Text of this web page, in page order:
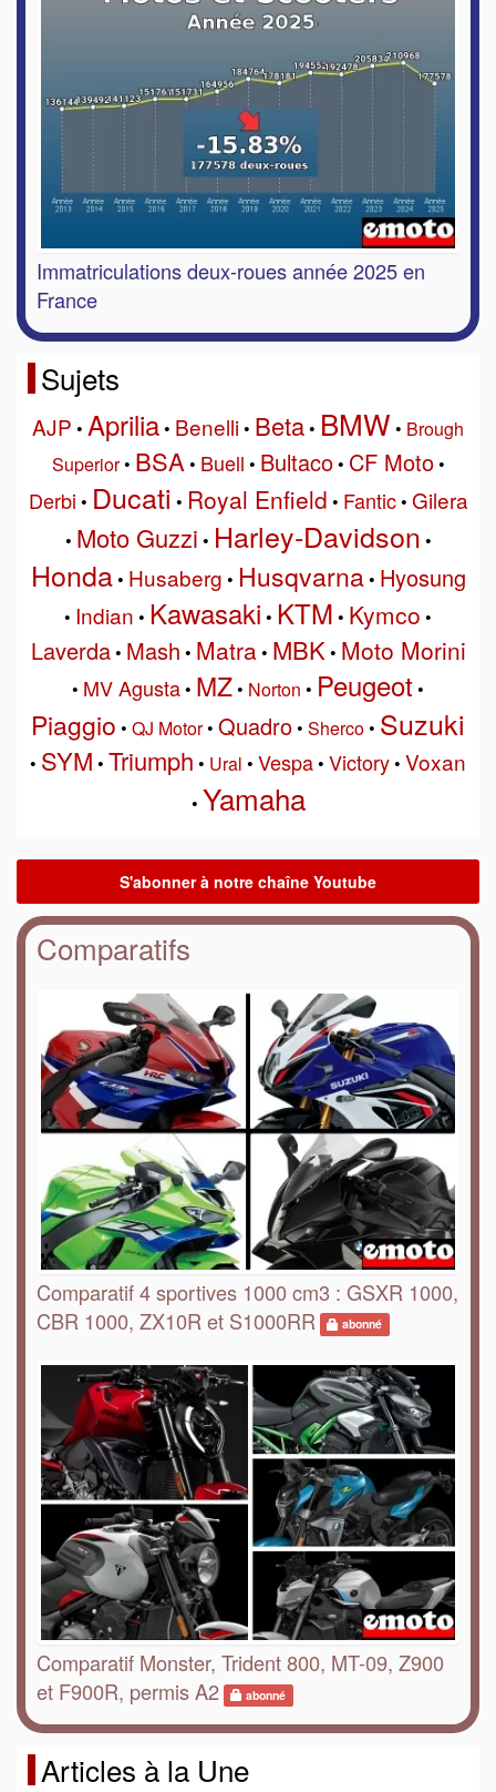
Immatriculations deux-roues année 2025 en
France
Sujets
AJP • Aprilia• Benelli• Beta• BMW • Brough
Superior• BSA• Buell • Bultaco• CF Moto•
Derbi • Ducati • Royal Enfield • Fantic• Gilera
• Moto Guzzi • Harley-Davidson •
Honda• Husaberg • Husqvarna• Hyosung
• Indian • Kawasaki • KTM • Kymco •
Laverda• Mash • Matra• MBK• Moto Morini
• MV Agusta• MZ• Norton • Peugeot •
Piaggio • QJ Motor• Quadro• Sherco• Suzuki
• SYM • Triumph • Ural • Vespa• Victory• Voxan
• Yamaha
Comparatifs
Comparatif 4 sportives 1000 cm3 : GSXR 1000,
CBR 1000, ZX10R et S1000RR
abonné
Comparatif Monster, Trident 800, MT-09, Z900
et F900R, permis A2
abonné
Articles à la Une